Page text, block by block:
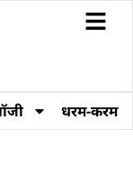
धरम-करम